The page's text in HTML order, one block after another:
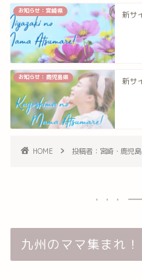
お知らせ：宮崎県 新サ
お知らせ：鹿児島県 新サ
HOME 投稿者：宮崎・鹿児
九州のママ集まれ！